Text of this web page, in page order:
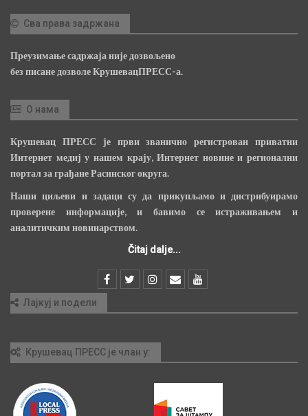
Сва права задржана
Преузимање садржаја није дозвољено
без писане дозволе КрушевацПРЕСС-а.
О нама
Крушевац ПРЕСС је први званично регистрован приватни
Интернет медиј у нашем крају, Интернет новине и регионални
портал за грађане Расинског округа.
Наши циљеви и задаци су да прикупљамо и дистрибуирамо
проверене информације, и бавимо се истраживањем и
аналитичким новинарством.
Čitaj dalje...
Лајкуј и подели
Крушевац ПРЕСС је члан у: